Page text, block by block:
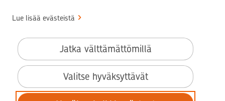
Lue lisää evästeistä
Valitse hyväksyttävät
Jatka välttämättömillä
Käyttöehdot
Saavutettavuusseloste
Evästeiden käyttö
Tilaa uutiskirje